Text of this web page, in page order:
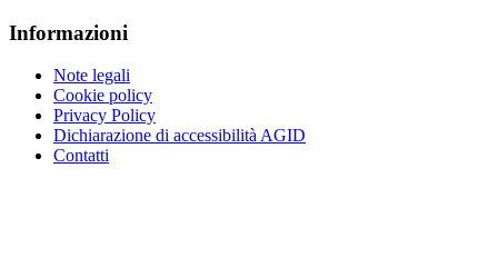
Informazioni
Note legali
Cookie policy
Privacy Policy
Dichiarazione di accessibilità AGID
Contatti